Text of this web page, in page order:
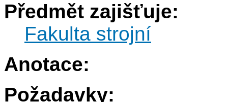
Předmět zajišťuje:
Fakulta strojní
Anotace:
Požadavky: